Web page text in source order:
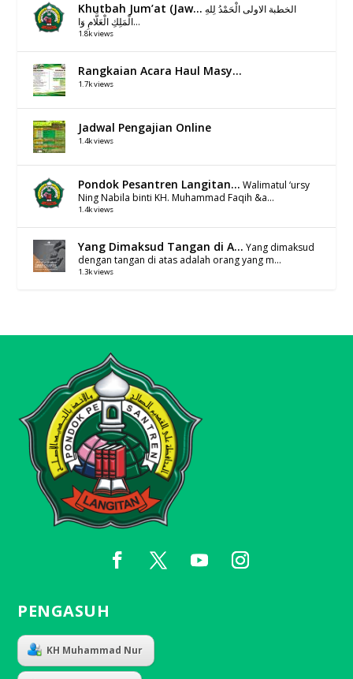
Khutbah Jum’at (Jaw... الخطبة الاولى الْحَمْدُ لِلهِ
الْمَلِكِ الْعَلَّامِ وَا...
1.8k views
Rangkaian Acara Haul Masy...
1.7k views
Jadwal Pengajian Online
1.4k views
Pondok Pesantren Langitan... Walimatul ‘ursy
Ning Nabila binti KH. Muhammad Faqih &a...
1.4k views
Yang Dimaksud Tangan di A... Yang dimaksud
dengan tangan di atas adalah orang yang m...
1.3k views
PENGASUH
KH Muhammad Nur